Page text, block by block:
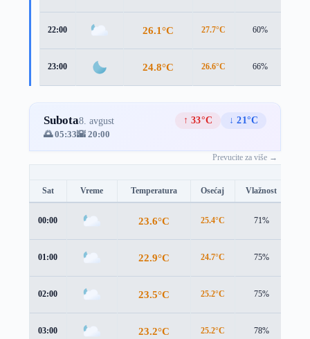
22:00 26.1°C 27.7°C 60%
23:00 24.8°C 26.6°C 66%
Subota8. avgust ↑ 33°C
↓ 21°C
🌅 05:33🌇 20:00
Prevucite za više →
Sat Vreme Temperatura Osećaj Vlažnost
00:00 23.6°C 25.4°C 71%
01:00 22.9°C 24.7°C 75%
02:00 23.5°C 25.2°C 75%
03:00 23.2°C 25.2°C 78%